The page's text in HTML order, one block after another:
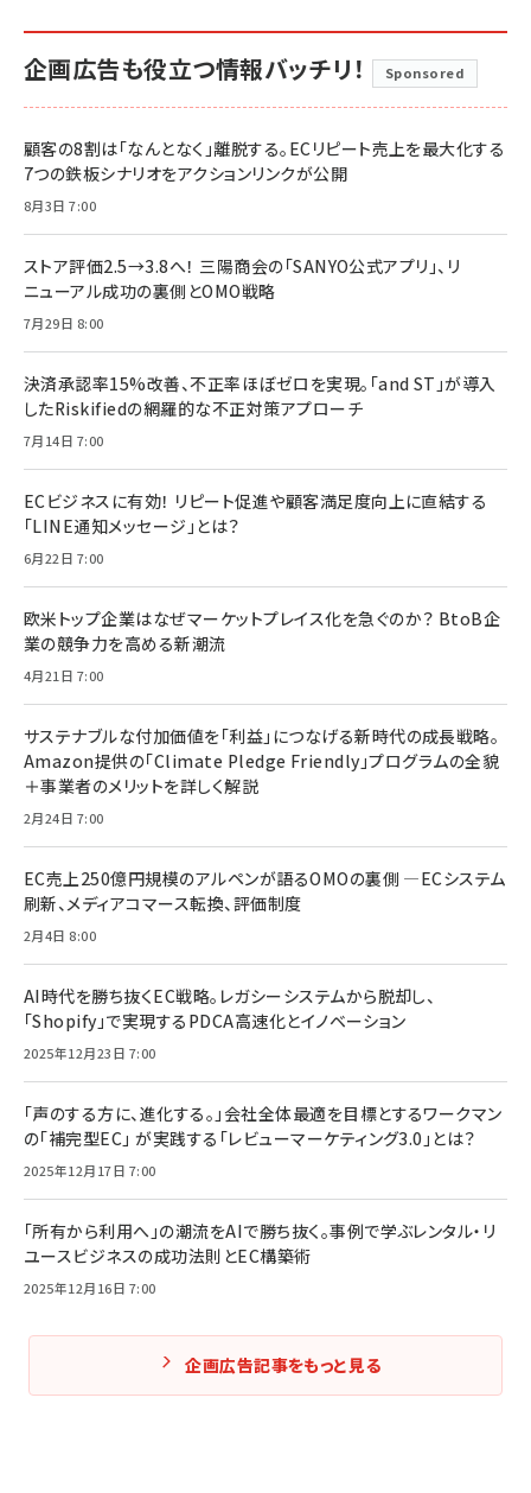
企画広告も役立つ情報バッチリ！ Sponsored
顧客の8割は「なんとなく」離脱する。ECリピート売上を最大化する
7つの鉄板シナリオをアクションリンクが公開
8月3日 7:00
ストア評価2.5→3.8へ！ 三陽商会の「SANYO公式アプリ」、リ
ニューアル成功の裏側とOMO戦略
7月29日 8:00
決済承認率15%改善、不正率ほぼゼロを実現。「and ST」が導入
したRiskifiedの網羅的な不正対策アプローチ
7月14日 7:00
ECビジネスに有効！ リピート促進や顧客満足度向上に直結する
「LINE通知メッセージ」とは？
6月22日 7:00
欧米トップ企業はなぜマーケットプレイス化を急ぐのか？ BtoB企
業の競争力を高める新潮流
4月21日 7:00
サステナブルな付加価値を「利益」につなげる新時代の成長戦略。
Amazon提供の「Climate Pledge Friendly」プログラムの全貌
＋事業者のメリットを詳しく解説
2月24日 7:00
EC売上250億円規模のアルペンが語るOMOの裏側 ―ECシステム
刷新、メディアコマース転換、評価制度
2月4日 8:00
AI時代を勝ち抜くEC戦略。レガシーシステムから脱却し、
「Shopify」で実現するPDCA高速化とイノベーション
2025年12月23日 7:00
「声のする方に、進化する。」会社全体最適を目標とするワークマン
の「補完型EC」 が実践する「レビューマーケティング3.0」とは？
2025年12月17日 7:00
「所有から利用へ」の潮流をAIで勝ち抜く。事例で学ぶレンタル・リ
ユースビジネスの成功法則とEC構築術
2025年12月16日 7:00
企画広告記事をもっと見る